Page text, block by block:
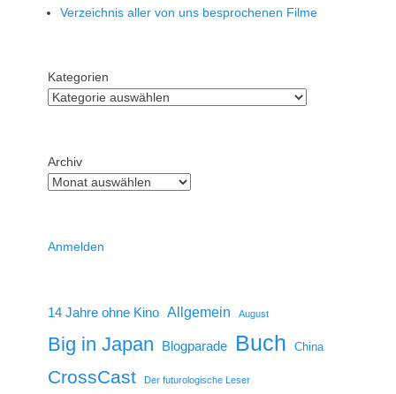
Verzeichnis aller von uns besprochenen Filme
Kategorien
Archiv
Anmelden
14 Jahre ohne Kino Allgemein August
Big in Japan Blogparade Buch China
CrossCast Der futurologische Leser